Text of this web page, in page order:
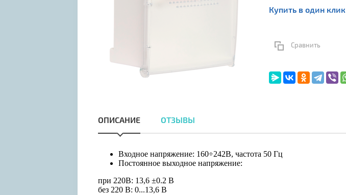
Купить в один клик
Сравнить
ОПИСАНИЕ ОТЗЫВЫ
Входное напряжение: 160÷242В, частота 50 Гц
Постоянное выходное напряжение:
при 220В: 13,6 ±0.2 В
без 220 В: 0...13,6 В